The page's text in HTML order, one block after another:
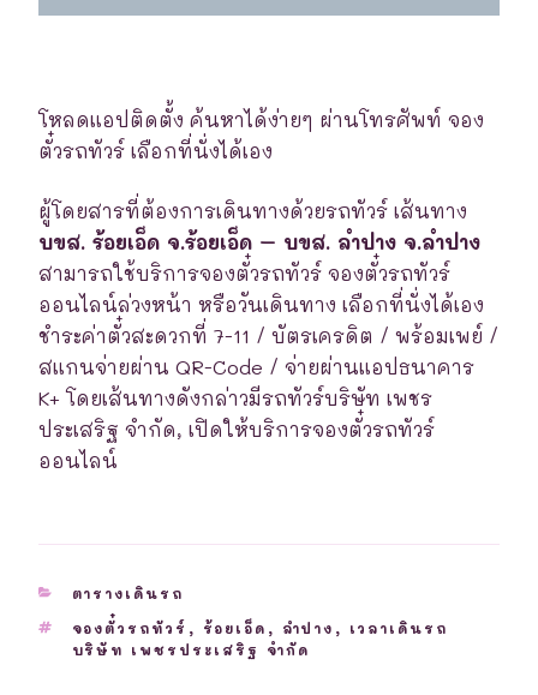
โหลดแอปติดตั้ง ค้นหาได้ง่ายๆ ผ่านโทรศัพท์ จอง
ตั๋วรถทัวร์ เลือกที่นั่งได้เอง
ผู้โดยสารที่ต้องการเดินทางด้วยรถทัวร์ เส้นทาง
บขส. ร้อยเอ็ด จ.ร้อยเอ็ด – บขส. ลำปาง จ.ลำปาง
สามารถใช้บริการจองตั๋วรถทัวร์ จองตั๋วรถทัวร์
ออนไลน์ล่วงหน้า หรือวันเดินทาง เลือกที่นั่งได้เอง
ชำระค่าตั๋วสะดวกที่ 7-11 / บัตรเครดิต / พร้อมเพย์ /
สแกนจ่ายผ่าน QR-Code / จ่ายผ่านแอปธนาคาร
K+ โดยเส้นทางดังกล่าวมีรถทัวร์บริษัท เพชร
ประเสริฐ จำกัด, เปิดให้บริการจองตั๋วรถทัวร์
ออนไลน์
CATEGORIES
ตารางเดินรถ
TAGS
จองตั๋วรถทัวร์ , ร้อยเอ็ด , ลำปาง , เวลาเดินรถ
บริษัท เพชรประเสริฐ จำกัด